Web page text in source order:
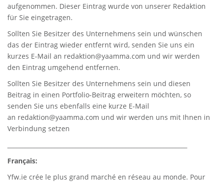
aufgenommen. Dieser Eintrag wurde von unserer Redaktion
für Sie eingetragen.
Sollten Sie Besitzer des Unternehmens sein und wünschen
das der Eintrag wieder entfernt wird, senden Sie uns ein
kurzes E-Mail an redaktion@yaamma.com und wir werden
den Eintrag umgehend entfernen.
Sollten Sie Besitzer des Unternehmens sein und diesen
Beitrag in einen Portfolio-Beitrag erweitern möchten, so
senden Sie uns ebenfalls eine kurze E-Mail
an redaktion@yaamma.com und wir werden uns mit Ihnen in
Verbindung setzen
Français:
Yfw.ie crée le plus grand marché en réseau au monde. Pour